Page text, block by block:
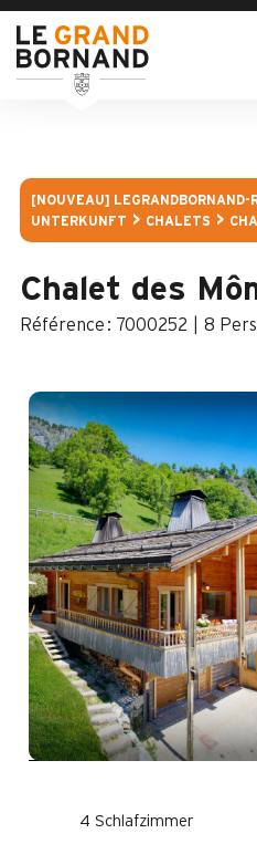
[NOUVEAU] LEGRANDBORNAND-
UNTERKUNFT
CHALETS
Chalet des
: 7000252 8
4 Schlafzimmer